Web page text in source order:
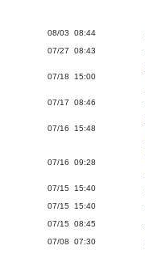
08/03 08:44
07/27 08:43
07/18 15:00
07/17 08:46
07/16 15:48
07/16 09:28
07/15 15:40
07/15 15:40
07/15 08:45
07/08 07:30